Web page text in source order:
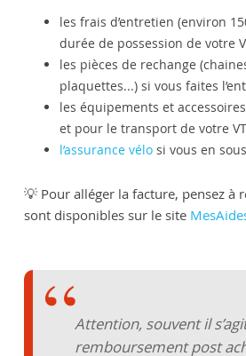
les frais d’entretien (environ
durée de possession de votre
les pièces de rechange
plaquettes...) si vous faites
les équipements et
et pour le transport de votre
l’assurance vélosi vous en
💡 Pour alléger la facture, pensez à
sont disponibles sur le site
Attention, souvent il
remboursement post